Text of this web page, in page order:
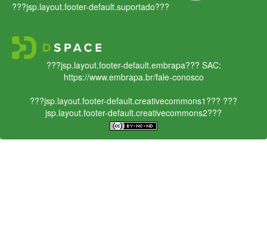
???jsp.layout.footer-default.suportado???
???jsp.layout.footer-default.embrapa??? SAC:
https://www.embrapa.br/fale-conosco
???jsp.layout.footer-default.creativecommons1??? ???
jsp.layout.footer-default.creativecommons2???